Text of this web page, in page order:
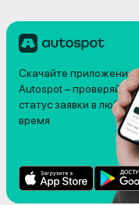
Скачайте приложение
Autospot – проверяйте
статус заявки в любое
время